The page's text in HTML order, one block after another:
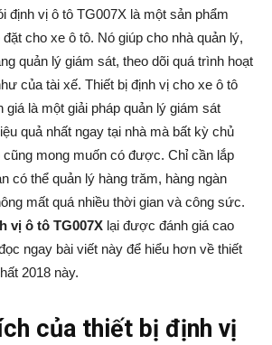
định vị ô tô TG007X là một sản phẩm
cho xe ô tô. Nó giúp cho nhà quản lý,
quản lý giám sát, theo dõi quá trình hoạt
của tài xế. Thiết bị định vị cho xe ô tô
là một giải pháp quản lý giám sát
quả nhất ngay tại nhà mà bất kỳ chủ
cũng mong muốn có được. Chỉ cần lắp
có thể quản lý hàng trăm, hàng ngàn
mất quá nhiều thời gian và công sức.
vị ô tô TG007X lại được đánh giá cao
ngay bài viết này để hiểu hơn về thiết
2018 này.
của thiết bị định vị